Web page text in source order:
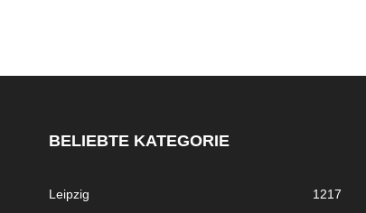
BELIEBTE KATEGORIE
Leipzig
1217